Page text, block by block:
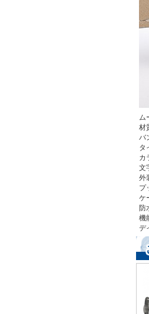
ム
材
バ
タ
カ
文
外
プ
ケ
防
機
デ